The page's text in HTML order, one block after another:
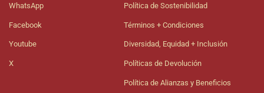
WhatsApp
Facebook
Youtube
X
Política de Sostenibilidad
Términos + Condiciones
Diversidad, Equidad + Inclusión
Políticas de Devolución
Política de Alianzas y Beneficios